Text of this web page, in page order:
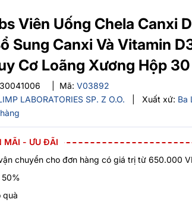
Viên Uống Chela Canxi
Sung Canxi Và Vitamin
Cơ Loãng Xương Hộp
Mã:V03892
LABORATORIES SP. Z O.O. Xuất xứ: Ba
MÃI - ƯU ĐÃI
chuyển cho đơn hàng có giá trị từ 650.000
50%
quà